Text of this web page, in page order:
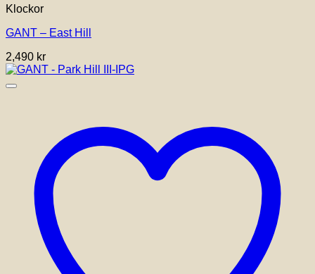
Klockor
GANT – East Hill
2,490 kr